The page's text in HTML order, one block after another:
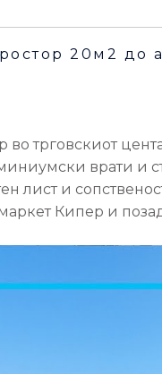
20м2 до
во трговскиот
врати и
лист и
Кипер и